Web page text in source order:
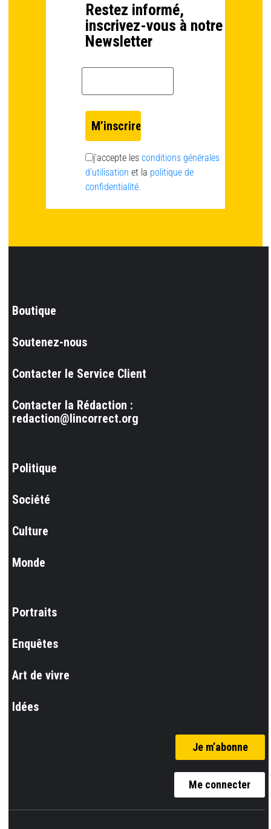
Restez informé,
inscrivez-vous à notre
Newsletter
j’accepte les conditions générales
d’utilisation et la politique de
confidentialité.
Boutique
Soutenez-nous
Contacter le Service Client
Contacter la Rédaction :
redaction@lincorrect.org
Politique
Société
Culture
Monde
Portraits
Enquêtes
Art de vivre
Idées
Je m’abonne
Me connecter